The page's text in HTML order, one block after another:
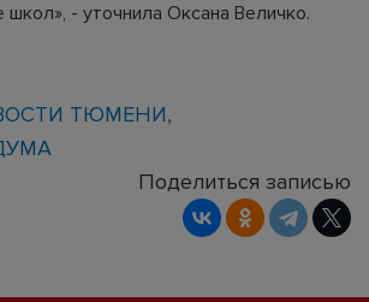
школ», - уточнила Оксана Величко.
ТЮМЕНИ
Поделиться записью